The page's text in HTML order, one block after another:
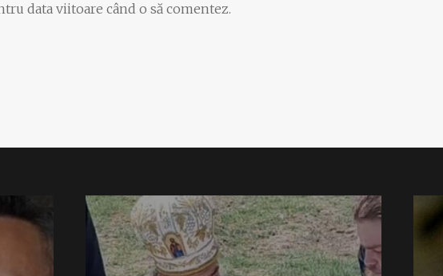
data viitoare când o să comentez.